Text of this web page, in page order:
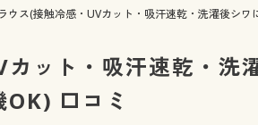
品
インテリア・家具通販すべて
・収納
・ベッド
美容・健康通販すべ
美容・健康・サプリ
制服
制服
ウス(接触冷感・UVカット・吸汗速乾・洗濯後シワ
ット・吸汗速乾・洗
OK) 口コミ